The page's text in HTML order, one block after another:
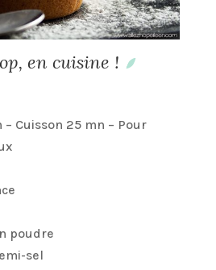
en cuisine !
Cuisson 25 mn – Pour
poudre
sel